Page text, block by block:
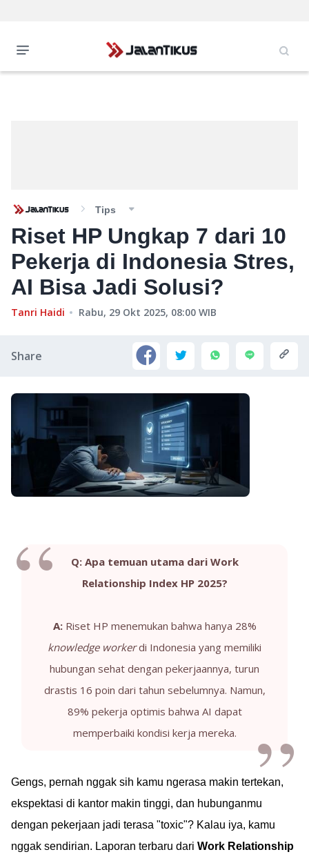
Tips
Riset HP Ungkap 7 dari 10
Pekerja di Indonesia Stres,
AI Bisa Jadi Solusi?
Tanri Haidi Rabu, 29 Okt 2025, 08:00 WIB
Share
Q: Apa temuan utama dari Work
Relationship Index HP 2025?
A:Riset HP menemukan bahwa hanya 28%
knowledge workerdi Indonesia yang memiliki
hubungan sehat dengan pekerjaannya, turun
drastis 16 poin dari tahun sebelumnya. Namun,
89% pekerja optimis bahwa AI dapat
memperbaiki kondisi kerja mereka.
Gengs, pernah nggak sih kamu ngerasa makin tertekan,
ekspektasi di kantor makin tinggi, dan hubunganmu
dengan pekerjaan jadi terasa "toxic"? Kalau iya, kamu
nggak sendirian. Laporan terbaru dari Work Relationship